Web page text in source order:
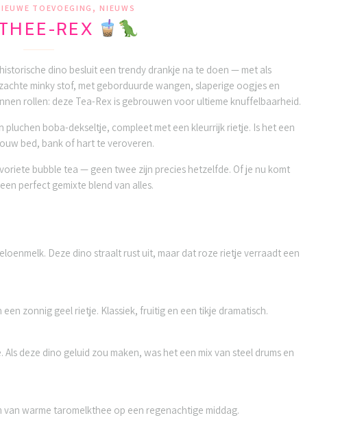
TOEVOEGING , NIEUWS
REX
dino besluit een trendy drankje na te doen — met als
minky stof, met geborduurde wangen, slaperige oogjes en
rollen: deze Tea-Rex is gebrouwen voor ultieme knuffelbaarheid.
boba-dekseltje, compleet met een kleurrijk rietje. Is het een
bed, bank of hart te veroveren.
bubble tea — geen twee zijn precies hetzelfde. Of je nu komt
perfect gemixte blend van alles.
Deze dino straalt rust uit, maar dat roze rietje verraadt een
zonnig geel rietje. Klassiek, fruitig en een tikje dramatisch.
deze dino geluid zou maken, was het een mix van steel drums en
warme taromelkthee op een regenachtige middag.